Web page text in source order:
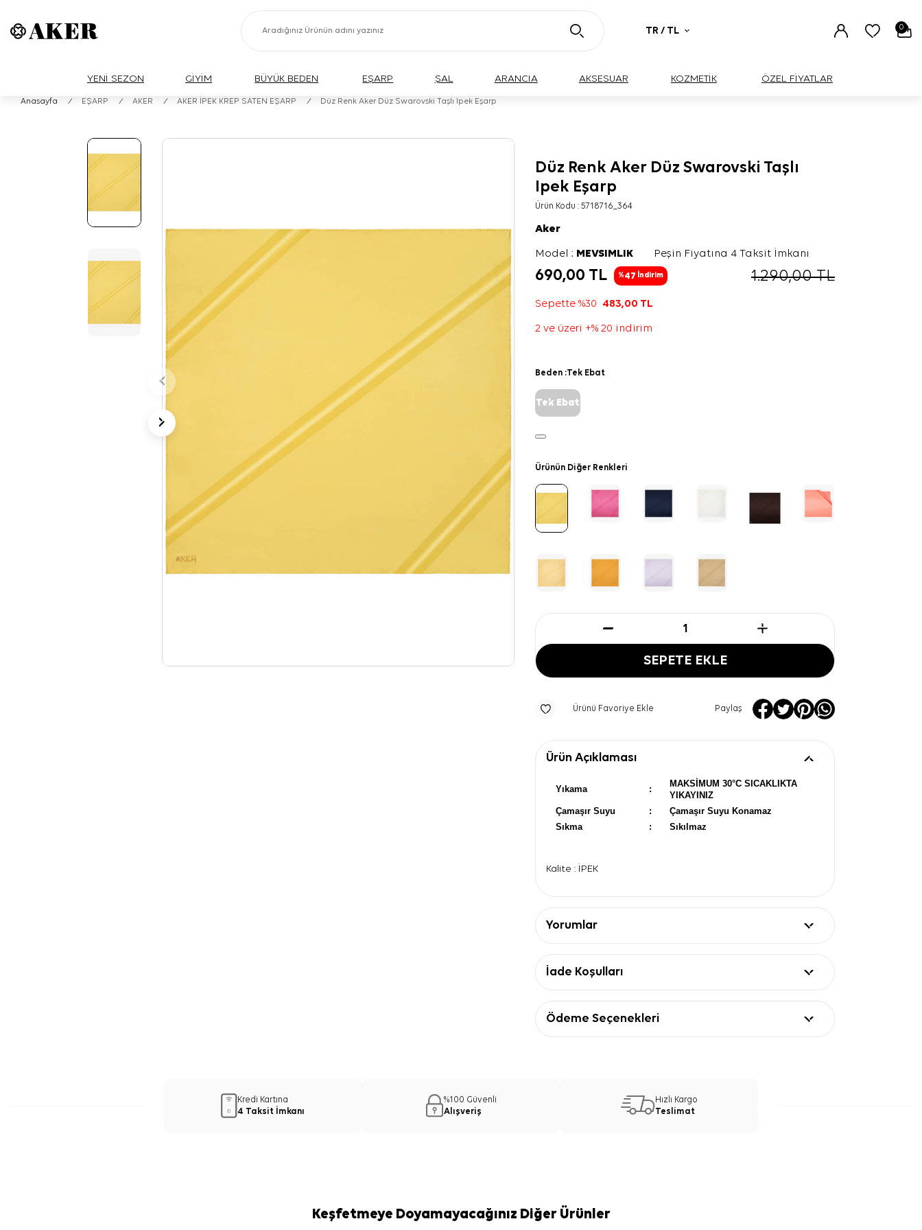
TR / TL 0
YENİ SEZON GİYİM BÜYÜK BEDEN EŞARP ŞAL ARANCIA AKSESUAR KOZMETİK ÖZEL FİYATLAR
Anasayfa / EŞARP / AKER / AKER İPEK KREP SATEN EŞARP / Düz Renk Aker Düz Swarovski Taşlı Ipek Eşarp
Düz Renk Aker Düz Swarovski Taşlı
Ipek Eşarp
Ürün Kodu :5718716_364
Aker
Model : MEVSIMLIK Peşin Fiyatına 4 Taksit İmkanı
690,00 TL %47 İndirim 1.290,00TL
Sepette %30 483,00 TL
2 ve üzeri +% 20 indirim
Beden :Tek Ebat
Tek Ebat
Ürünün Diğer Renkleri
SEPETE EKLE
Ürünü Favoriye Ekle Paylaş
Ürün Açıklaması
Yıkama :
MAKSİMUM 30°C SICAKLIKTA
YIKAYINIZ
Çamaşır Suyu
:
Çamaşır Suyu Konamaz
Sıkma
: Sıkılmaz
Kalite : İPEK
Yorumlar
İade Koşulları
Ödeme Seçenekleri
Kredi Kartına
4 Taksit İmkanı
%100 Güvenli
Alışveriş
Hızlı Kargo
Teslimat
Keşfetmeye Doyamayacağınız Diğer Ürünler